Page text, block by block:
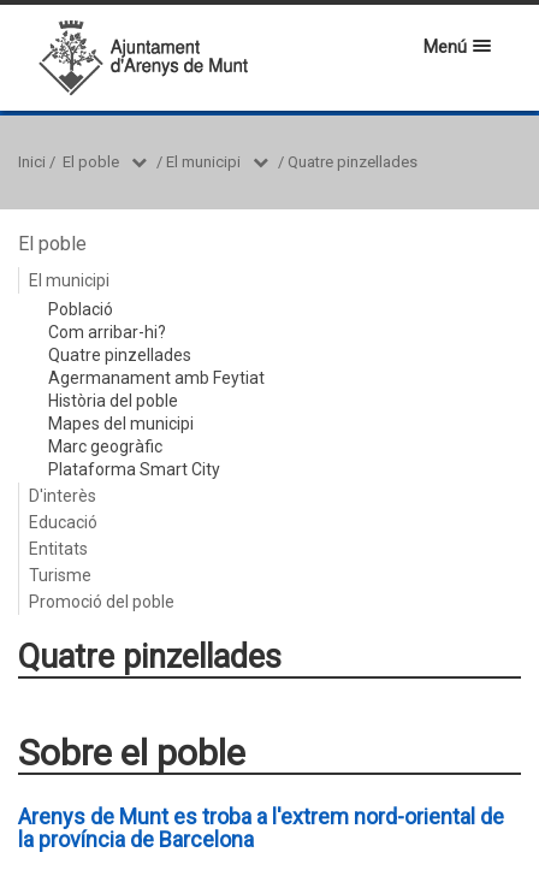
Menú
Inici / El poble / El municipi / Quatre pinzellades
El poble
El municipi
Població
Com arribar-hi?
Quatre pinzellades
Agermanament amb Feytiat
Història del poble
Mapes del municipi
Marc geogràfic
Plataforma Smart City
D'interès
Educació
Entitats
Turisme
Promoció del poble
Quatre pinzellades
Sobre el poble
Arenys de Munt es troba a l'extrem nord-oriental de
la província de Barcelona